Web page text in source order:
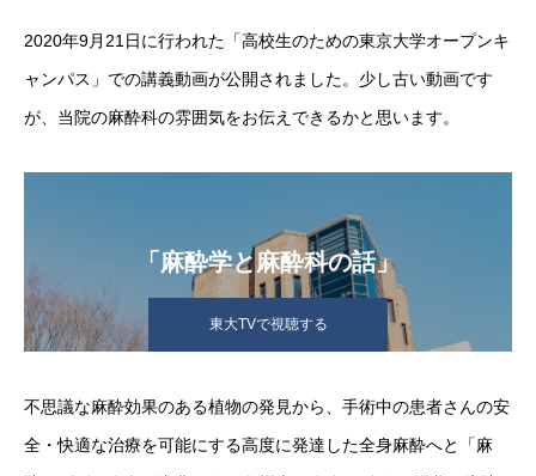
2020年9月21日に行われた「高校生のための東京大学オープンキ
ャンパス」での講義動画が公開されました。少し古い動画です
が、当院の麻酔科の雰囲気をお伝えできるかと思います。
「麻酔学と麻酔科の話」
東大TVで視聴する
不思議な麻酔効果のある植物の発見から、手術中の患者さんの安
全・快適な治療を可能にする高度に発達した全身麻酔へと「麻